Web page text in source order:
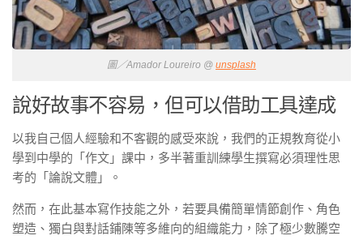
圖／Amador Loureiro @ unsplash
說好故事不容易，但可以借助工具達成
以我自己個人經驗和不客觀的感受來說，我們的正規教育從小
學到中學的「作文」課中，多半著重訓練學生撰寫必須理性思
考的「論說文體」。
然而，在此基本寫作技能之外，若要具備簡單情節創作、角色
塑造、獨白與對話鋪陳等多維向的組織能力，除了極少數騰空